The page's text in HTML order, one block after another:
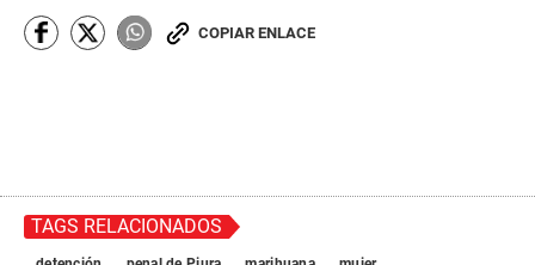
COPIAR ENLACE
TAGS RELACIONADOS